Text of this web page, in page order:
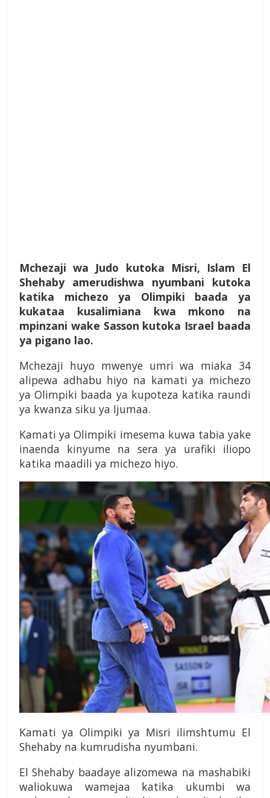
Mchezaji wa Judo kutoka Misri, Islam El
Shehaby amerudishwa nyumbani kutoka
katika michezo ya Olimpiki baada ya
kukataa kusalimiana kwa mkono na
mpinzani wake Sasson kutoka Israel baada
ya pigano lao.
Mchezaji huyo mwenye umri wa miaka 34
alipewa adhabu hiyo na kamati ya michezo
ya Olimpiki baada ya kupoteza katika raundi
ya kwanza siku ya Ijumaa.
Kamati ya Olimpiki imesema kuwa tabia yake
inaenda kinyume na sera ya urafiki iliopo
katika maadili ya michezo hiyo.
Kamati ya Olimpiki ya Misri ilimshtumu El
Shehaby na kumrudisha nyumbani.
El Shehaby baadaye alizomewa na mashabiki
waliokuwa wamejaa katika ukumbi wa